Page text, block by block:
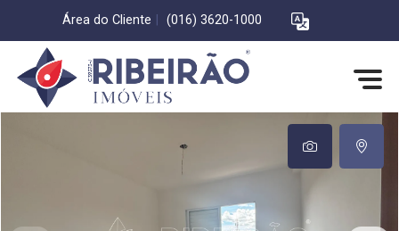
Área do Cliente (016) 3620-1000